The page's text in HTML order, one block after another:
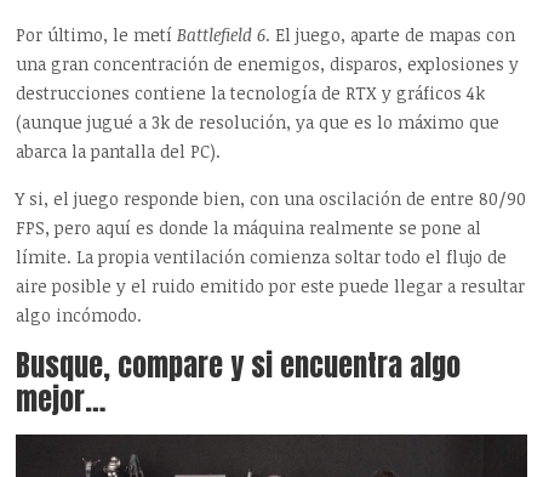
Por último, le metíBattlefield 6. El juego, aparte de mapas con
una gran concentración de enemigos, disparos, explosiones y
destrucciones contiene la tecnología de RTX y gráficos 4k
(aunque jugué a 3k de resolución, ya que es lo máximo que
abarca la pantalla del PC).
Y si, el juego responde bien, con una oscilación de entre 80/90
FPS, pero aquí es donde la máquina realmente se pone al
límite. La propia ventilación comienza soltar todo el flujo de
aire posible y el ruido emitido por este puede llegar a resultar
algo incómodo.
Busque, compare y si encuentra algo
mejor…